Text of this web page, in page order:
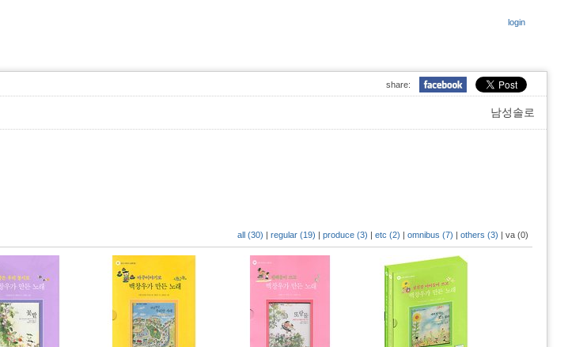
login
share:
남성솔로
all (30) | regular (19) | produce (3) | etc (2) | omnibus (7) | others (3) | va (0)